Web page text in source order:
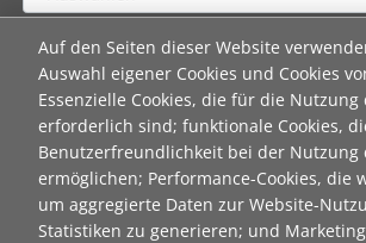
Auf den Seiten dieser Website
Auswahl eigener Cookies und Cookies
Essenzielle Cookies, die für die Nutzung
erforderlich sind; funktionale Cookies,
Benutzerfreundlichkeit bei der Nutzung
ermöglichen; Performance-Cookies, die
um aggregierte Daten zur Website-
Statistiken zu generieren; und
Titel
Vorname
Nachname